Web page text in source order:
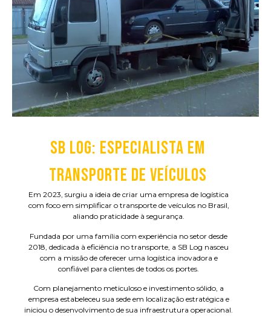
SB LOG: ESPECIALISTA EM
TRANSPORTE DE VEÍCULOS
Em 2023, surgiu a ideia de criar uma empresa de logística
com foco em simplificar o transporte de veículos no Brasil,
aliando praticidade à segurança.
Fundada por uma família com experiência no setor desde
2018, dedicada à eficiência no transporte, a SB Log nasceu
com a missão de oferecer uma logística inovadora e
confiável para clientes de todos os portes.
Com planejamento meticuloso e investimento sólido, a
empresa estabeleceu sua sede em localização estratégica e
iniciou o desenvolvimento de sua infraestrutura operacional.